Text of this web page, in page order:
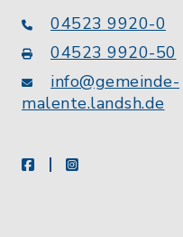
04523 9920-0
04523 9920-50
info@gemeinde-
malente.landsh.de
facebookinstagram